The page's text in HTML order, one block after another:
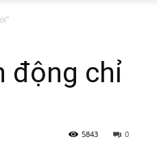
động chỉ
0
5843